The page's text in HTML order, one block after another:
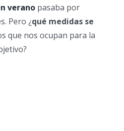
verano pasaba por
Pero ¿qué medidas se
que nos ocupan para la